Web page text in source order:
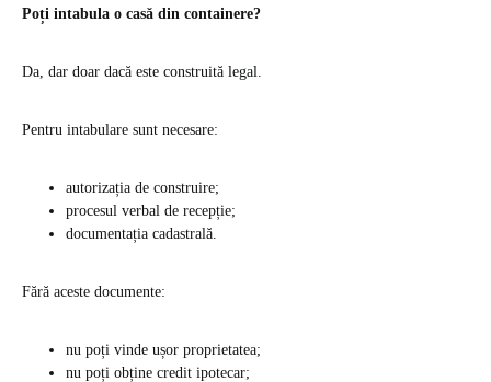
Poți intabula o casă din containere?
Da, dar doar dacă este construită legal.
Pentru intabulare sunt necesare:
autorizația de construire;
procesul verbal de recepție;
documentația cadastrală.
Fără aceste documente:
nu poți vinde ușor proprietatea;
nu poți obține credit ipotecar;